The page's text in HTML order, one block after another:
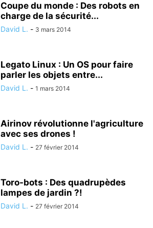
Coupe du monde : Des robots en
charge de la sécurité...
David L. - 3 mars 2014
Legato Linux : Un OS pour faire
parler les objets entre...
David L. - 1 mars 2014
Airinov révolutionne l'agriculture
avec ses drones !
David L. - 27 février 2014
Toro-bots : Des quadrupèdes
lampes de jardin ?!
David L. - 27 février 2014